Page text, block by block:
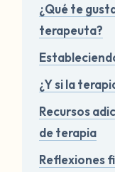
¿Qué te
terapeuta?
¿Y si la
Recursos
de terapia
Reflexiones